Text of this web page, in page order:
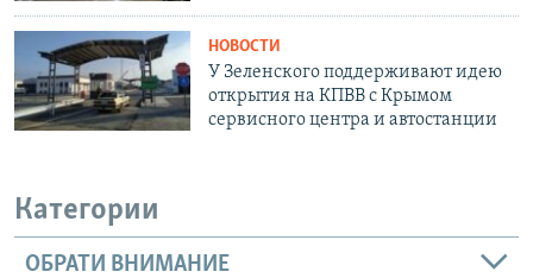
НОВОСТИ
У Зеленского поддерживают идею
открытия на КПВВ с Крымом
сервисного центра и автостанции
Категории
ОБРАТИ ВНИМАНИЕ